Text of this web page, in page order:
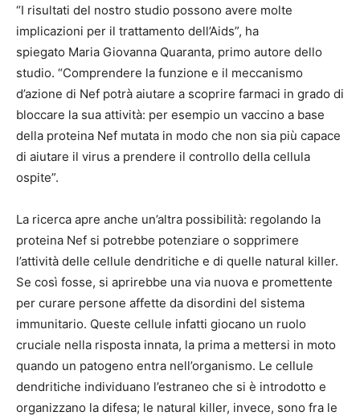
“I risultati del nostro studio possono avere molte
implicazioni per il trattamento dell’Aids”, ha
spiegato Maria Giovanna Quaranta, primo autore dello
studio. “Comprendere la funzione e il meccanismo
d’azione di Nef potrà aiutare a scoprire farmaci in grado di
bloccare la sua attività: per esempio un vaccino a base
della proteina Nef mutata in modo che non sia più capace
di aiutare il virus a prendere il controllo della cellula
ospite”.
La ricerca apre anche un’altra possibilità: regolando la
proteina Nef si potrebbe potenziare o sopprimere
l’attività delle cellule dendritiche e di quelle natural killer.
Se così fosse, si aprirebbe una via nuova e promettente
per curare persone affette da disordini del sistema
immunitario. Queste cellule infatti giocano un ruolo
cruciale nella risposta innata, la prima a mettersi in moto
quando un patogeno entra nell’organismo. Le cellule
dendritiche individuano l’estraneo che si è introdotto e
organizzano la difesa; le natural killer, invece, sono fra le